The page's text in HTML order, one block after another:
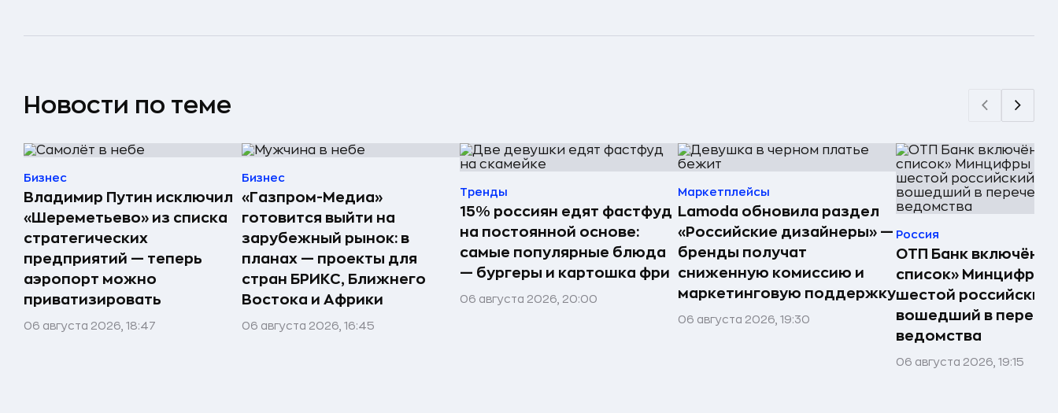
Новости по теме
Бизнес
Владимир Путин исключил
«Шереметьево» из списка
стратегических
предприятий — теперь
аэропорт можно
приватизировать
06 августа 2026, 18:47
Бизнес
«Газпром-Медиа»
готовится выйти на
зарубежный рынок: в
планах — проекты для
стран БРИКС, Ближнего
Востока и Африки
06 августа 2026, 16:45
Тренды
15% россиян едят фастфуд
на постоянной основе:
самые популярные блюда
— бургеры и картошка фри
06 августа 2026, 20:00
Маркетплейсы
Lamoda обновила раздел
«Российские дизайнеры» —
бренды получат
сниженную комиссию и
маркетинговую поддержку
06 августа 2026, 19:30
Россия
ОТП Банк включён в
список» Минцифры
шестой российский
вошедший в
ведомства
06 августа 2026, 19:15